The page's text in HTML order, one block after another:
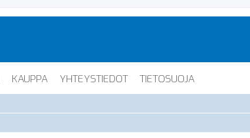
KAUPPA YHTEYSTIEDOT TIETOSUOJA